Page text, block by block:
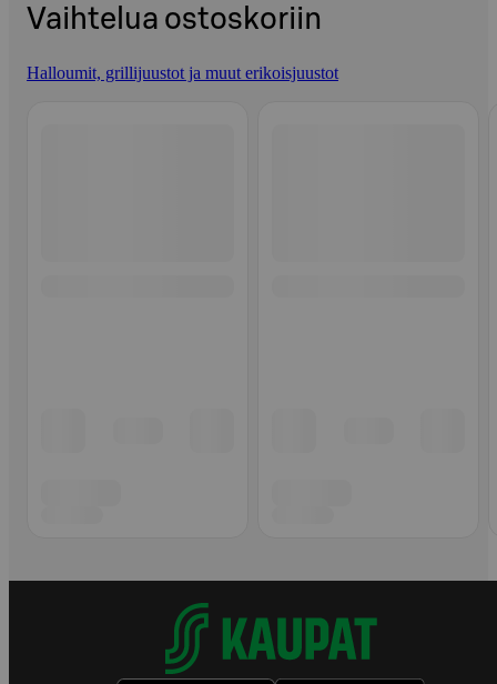
Vaihtelua ostoskoriin
Halloumit, grillijuustot ja muut erikoisjuustot